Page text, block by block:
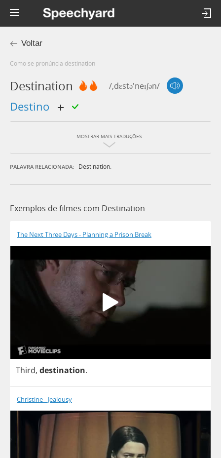
Voltar
Como se pronúncia destination
Destination /,dɛstə'neɪʃən/
destino
MOSTRAR MAIS TRADUÇÕES
PALAVRA RELACIONADA: Destination.
Exemplos de filmes com Destination
The Next Three Days - Planning a Prison Break
Third, destination.
Christine - Jealousy